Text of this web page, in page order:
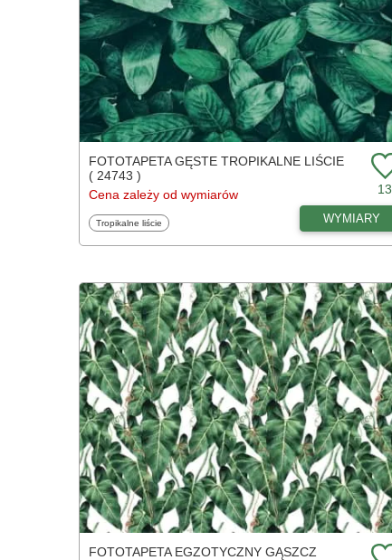
FOTOTAPETA GĘSTE TROPIKALNE LIŚCIE
( 24743 )
Cena zależy od wymiarów
13
Fototapety
Tropikalne liście WYMIARY
FOTOTAPETA EGZOTYCZNY GĄSZCZ